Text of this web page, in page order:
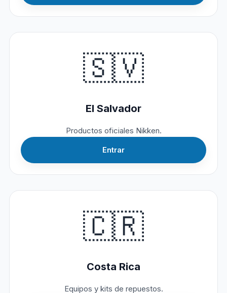
🇸🇻
El Salvador
Productos oficiales Nikken.
Entrar
🇨🇷
Costa Rica
Equipos y kits de repuestos.